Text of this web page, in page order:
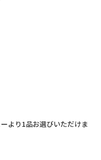
より1品お選びいただけま